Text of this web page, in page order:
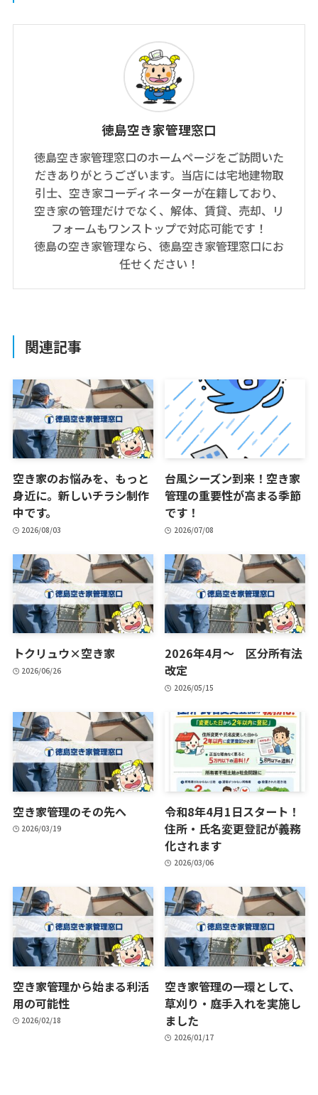
徳島空き家管理窓口
徳島空き家管理窓口のホームページをご訪問いた
だきありがとうございます。当店には宅地建物取
引士、空き家コーディネーターが在籍しており、
空き家の管理だけでなく、解体、賃貸、売却、リ
フォームもワンストップで対応可能です！
徳島の空き家管理なら、徳島空き家管理窓口にお
任せください！
関連記事
空き家のお悩みを、もっと
身近に。新しいチラシ制作
中です。
2026/08/03
台風シーズン到来！空き家
管理の重要性が高まる季節
です！
2026/07/08
トクリュウ×空き家
2026/06/26
2026年4月～ 区分所有法
改定
2026/05/15
空き家管理のその先へ
2026/03/19
令和8年4月1日スタート！
住所・氏名変更登記が義務
化されます
2026/03/06
空き家管理から始まる利活
用の可能性
2026/02/18
空き家管理の一環として、
草刈り・庭手入れを実施し
ました
2026/01/17